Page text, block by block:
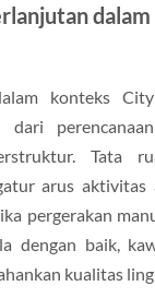
konteks
dari
Tata
arus aktivitas
pergerakan
dengan baik,
kualitas